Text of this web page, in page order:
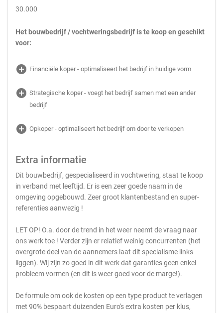
30.000
Het bouwbedrijf / vochtweringsbedrijf is te koop en geschikt
voor:
add_circle Financiële koper - optimaliseert het bedrijf in huidige vorm
add_circle Strategische koper - voegt het bedrijf samen met een ander
bedrijf
add_circle Opkoper - optimaliseert het bedrijf om door te verkopen
Extra informatie
Dit bouwbedrijf, gespecialiseerd in vochtwering, staat te koop
in verband met leeftijd. Er is een zeer goede naam in de
omgeving opgebouwd. Zeer groot klantenbestand en super-
referenties aanwezig !
LET OP! O.a. door de trend in het weer neemt de vraag naar
ons werk toe ! Verder zijn er relatief weinig concurrenten (het
overgrote deel van de aannemers laat dit specialisme links
liggen). Wij zijn zo goed in dit werk dat garanties geen enkel
probleem vormen (en dit is weer goed voor de marge!).
De formule om ook de kosten op een type product te verlagen
met 90% bespaart duizenden Euro's extra kosten per klus,